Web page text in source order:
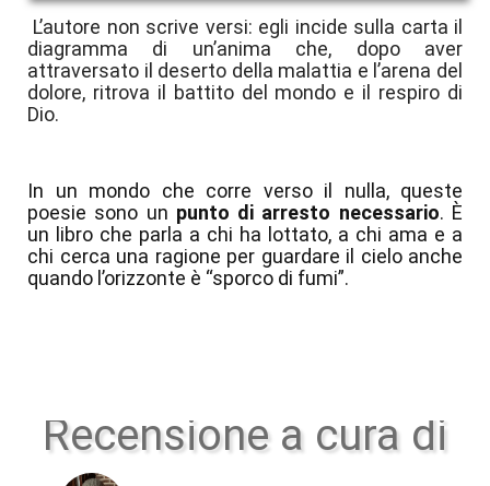
L’autore non scrive versi: egli incide sulla carta il
diagramma di un’anima che, dopo aver
attraversato il deserto della malattia e l’arena del
dolore, ritrova il battito del mondo e il respiro di
Dio.
In un mondo che corre verso il nulla, queste
poesie sono un punto di arresto necessario. È
un libro che parla a chi ha lottato, a chi ama e a
chi cerca una ragione per guardare il cielo anche
quando l’orizzonte è “sporco di fumi”.
Recensione a cura di